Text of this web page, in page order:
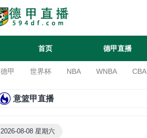
首页 德甲直播
德甲 世界杯 NBA WNBA CBA
意篮甲直播
2026-08-08 星期六